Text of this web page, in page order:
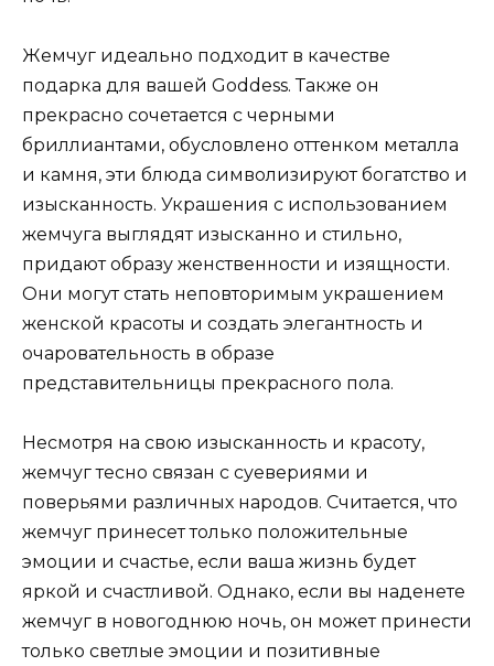
Жемчуг идеально подходит в качестве
подарка для вашей Goddess. Также он
прекрасно сочетается с черными
бриллиантами, обусловлено оттенком металла
и камня, эти блюда символизируют богатство и
изысканность. Украшения с использованием
жемчуга выглядят изысканно и стильно,
придают образу женственности и изящности.
Они могут стать неповторимым украшением
женской красоты и создать элегантность и
очаровательность в образе
представительницы прекрасного пола.
Несмотря на свою изысканность и красоту,
жемчуг тесно связан с суевериями и
поверьями различных народов. Считается, что
жемчуг принесет только положительные
эмоции и счастье, если ваша жизнь будет
яркой и счастливой. Однако, если вы наденете
жемчуг в новогоднюю ночь, он может принести
только светлые эмоции и позитивные